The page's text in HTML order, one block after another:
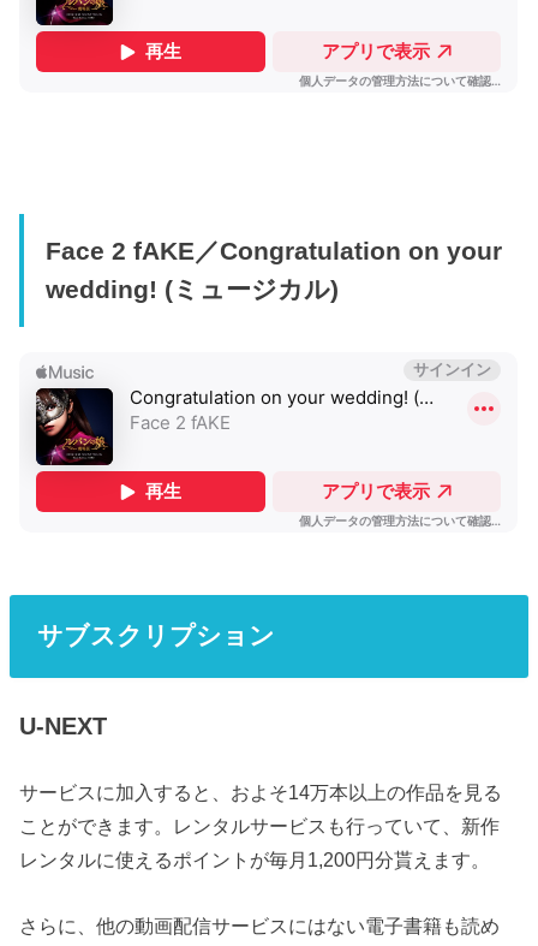
Face 2 fAKE／Congratulation on your
wedding! (ミュージカル)
サブスクリプション
U-NEXT
サービスに加入すると、およそ14万本以上の作品を見る
ことができます。レンタルサービスも行っていて、新作
レンタルに使えるポイントが毎月1,200円分貰えます。
さらに、他の動画配信サービスにはない電子書籍も読め